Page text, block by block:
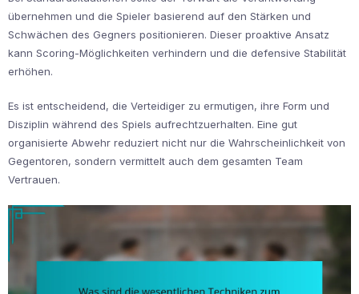
übernehmen und die Spieler basierend auf den Stärken und
Schwächen des Gegners positionieren. Dieser proaktive Ansatz
kann Scoring-Möglichkeiten verhindern und die defensive Stabilität
erhöhen.
Es ist entscheidend, die Verteidiger zu ermutigen, ihre Form und
Disziplin während des Spiels aufrechtzuerhalten. Eine gut
organisierte Abwehr reduziert nicht nur die Wahrscheinlichkeit von
Gegentoren, sondern vermittelt auch dem gesamten Team
Vertrauen.